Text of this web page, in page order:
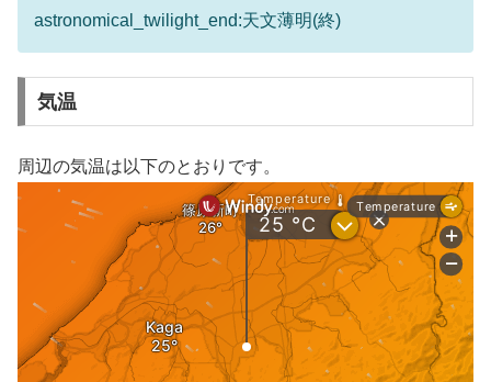
astronomical_twilight_end:天文薄明(終)
気温
周辺の気温は以下のとおりです。